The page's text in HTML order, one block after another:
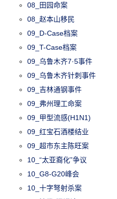
08_田园命案
08_赵本山移民
09_D-Case档案
09_T-Case档案
09_乌鲁木齐7·5事件
09_乌鲁木齐针刺事件
09_吉林通钢事件
09_弗州理工命案
09_甲型流感(H1N1)
09_红宝石酒楼结业
09_超市东主陈旺案
10_“太亚裔化”争议
10_G8-G20峰会
10_十字弩射杀案